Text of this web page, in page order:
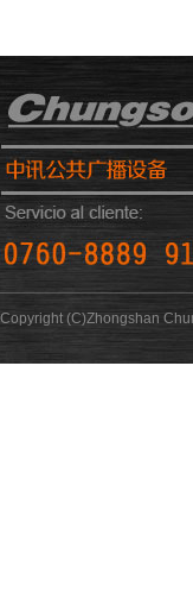
Copyright (C)Zhongshan